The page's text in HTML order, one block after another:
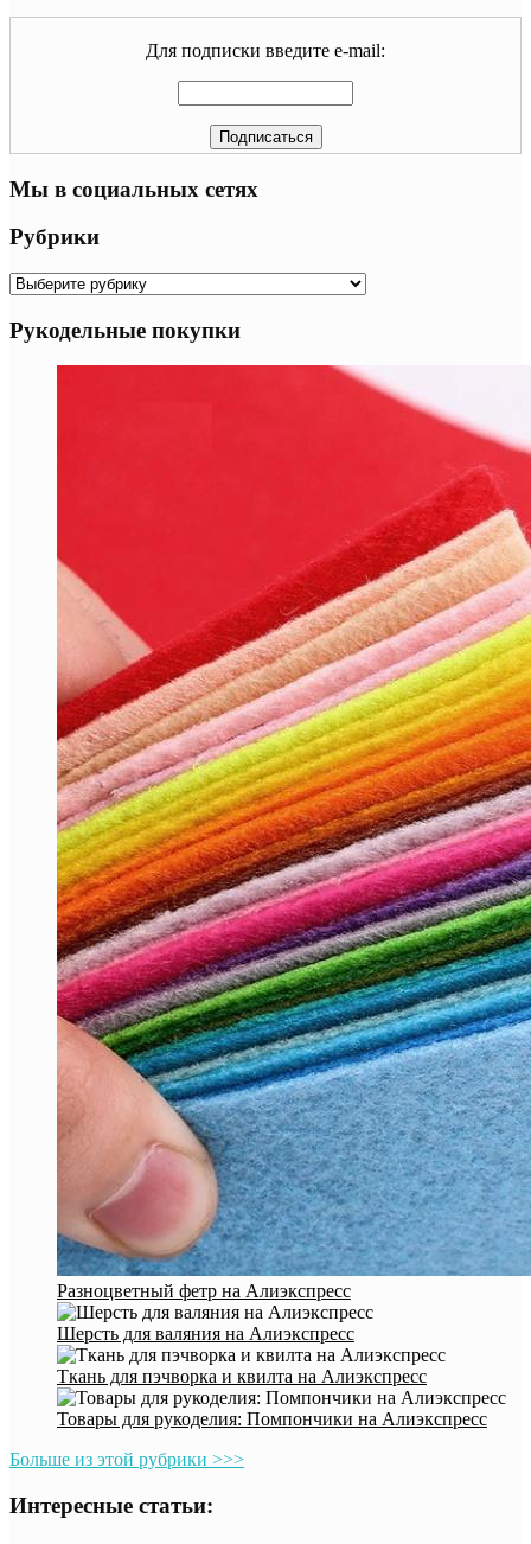
Для подписки введите e-mail:
Мы в социальных сетях
Рубрики
Рубрики
Рукодельные покупки
Разноцветный фетр на Алиэкспресс
Шерсть для валяния на Алиэкспресс
Ткань для пэчворка и квилта на Алиэкспресс
Товары для рукоделия: Помпончики на Алиэкспресс
Больше из этой рубрики >>>
Интересные статьи: